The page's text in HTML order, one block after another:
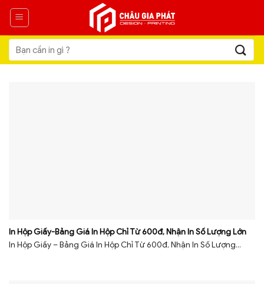
Skip
content
Tìm
kiếm:
In Hộp Giấy-Bảng Giá In Hộp Chỉ Từ 600đ, Nhận In Số Lượng Lớn
In Hộp Giấy – Bảng Giá In Hộp Chỉ Từ 600đ, Nhận In Số Lượng...